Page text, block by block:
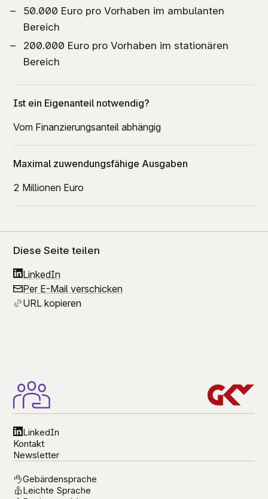
50.000 Euro pro Vorhaben im ambulanten
Bereich
200.000 Euro pro Vorhaben im stationären
Bereich
Ist ein Eigenanteil notwendig?
Vom Finanzierungsanteil abhängig
Maximal zuwendungsfähige Ausgaben
2 Millionen Euro
Diese Seite teilen
LinkedIn
Per E-Mail verschicken
URL kopieren
LinkedIn
Kontakt
Newsletter
Gebärdensprache
Leichte Sprache